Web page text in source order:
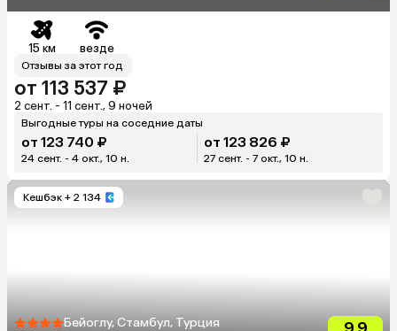
15 км везде
Отзывы за этот год
от 113 537 ₽
2 сент. - 11 сент., 9 ночей
Выгодные туры на соседние даты
от 123 740 ₽
24 сент. - 4 окт., 10 н.
от 123 826 ₽
27 сент. - 7 окт., 10 н.
Кешбэк + 2 134
Бейоглу, Стамбул, Турция